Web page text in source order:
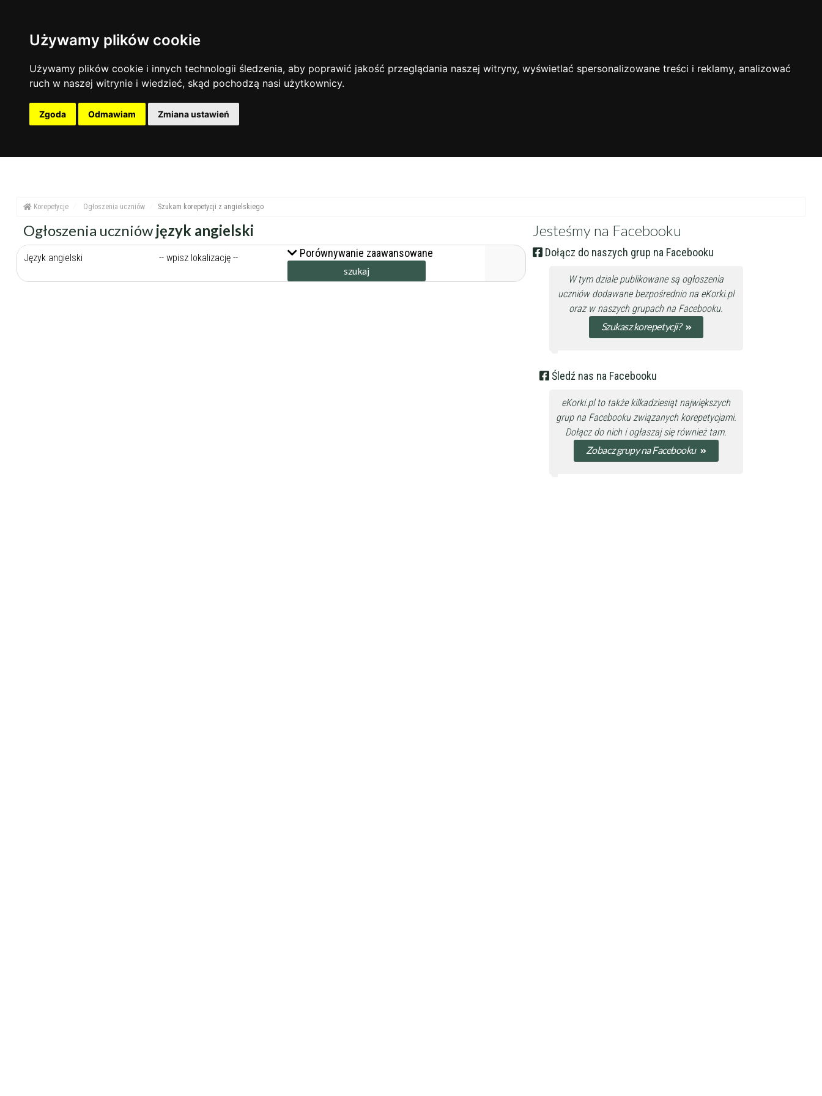
Używamy plików cookie
Używamy plików cookie i innych technologii śledzenia, aby poprawić jakość przeglądania naszej witryny, wyświetlać spersonalizowane treści i reklamy, analizować
ruch w naszej witrynie i wiedzieć, skąd pochodzą nasi użytkownicy.
Zgoda Odmawiam Zmiana ustawień
Korepetycje Ogłoszenia uczniów Szukam korepetycji z angielskiego
Ogłoszenia uczniów język angielski
Porównywanie zaawansowane
Jesteśmy na Facebooku
Dołącz do naszych grup na Facebooku
W tym dziale publikowane są ogłoszenia
uczniów dodawane bezpośrednio na eKorki.pl
oraz w naszych grupach na Facebooku.
Szukasz korepetycji?
Śledź nas na Facebooku
eKorki.pl to także kilkadziesiąt największych
grup na Facebooku związanych korepetycjami.
Dołącz do nichi ogłaszaj się również tam.
Zobacz grupy na Facebooku